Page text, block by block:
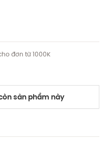
đơn từ 1000K
sản phẩm này